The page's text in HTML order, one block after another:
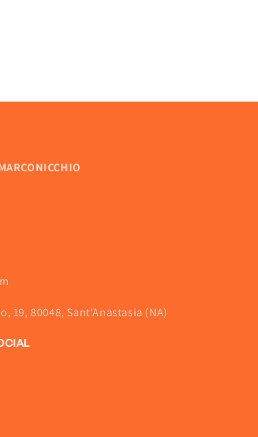
19, 80048, Sant'Anastasia (NA)